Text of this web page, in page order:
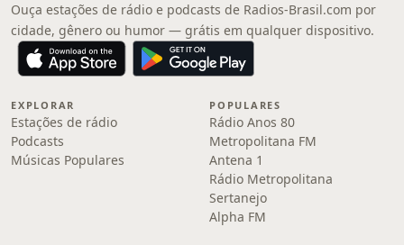
Ouça estações de rádio e podcasts de Radios-Brasil.com por
cidade, gênero ou humor — grátis em qualquer dispositivo.
EXPLORAR
Estações de rádio
Podcasts
Músicas Populares
POPULARES
Rádio Anos 80
Metropolitana FM
Antena 1
Rádio Metropolitana
Sertanejo
Alpha FM